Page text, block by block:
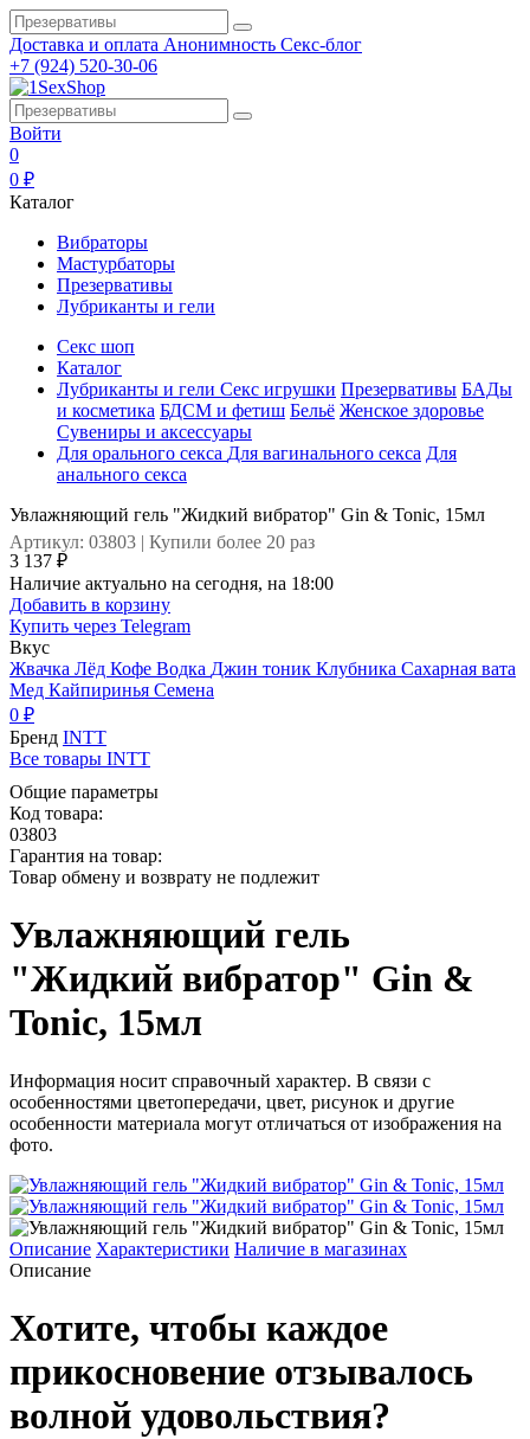
Доставка и оплата Анонимность Секс-блог
+7 (924) 520-30-06
Войти
0
0 ₽
Каталог
Вибраторы
Мастурбаторы
Презервативы
Лубриканты и гели
Секс шоп
Каталог
Лубриканты и гели Секс игрушки Презервативы БАДы
и косметика БДСМ и фетиш Бельё Женское здоровье
Сувениры и аксессуары
Для орального секса Для вагинального секса Для
анального секса
Увлажняющий гель "Жидкий вибратор" Gin & Tonic, 15мл
Артикул: 03803 | Купили более 20 раз
3 137 ₽
Наличие актуально на сегодня, на 18:00
Добавить в корзину
Купить через Telegram
Вкус
Жвачка Лёд Кофе Водка Джин тоник Клубника Сахарная вата
Мед Кайпиринья Семена
0 ₽
Бренд INTT
Все товары INTT
Общие параметры
Код товара:
03803
Гарантия на товар:
Товар обмену и возврату не подлежит
Увлажняющий гель
"Жидкий вибратор" Gin &
Tonic, 15мл
Информация носит справочный характер. В связи с
особенностями цветопередачи, цвет, рисунок и другие
особенности материала могут отличаться от изображения на
фото.
Описание Характеристики Наличие в магазинах
Описание
Хотите, чтобы каждое
прикосновение отзывалось
волной удовольствия?